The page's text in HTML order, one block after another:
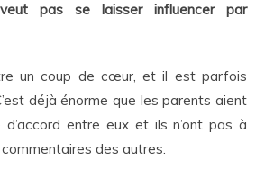
pas se laisser influencer par
un coup de cœur, et il est parfois
déjà énorme que les parents aient
entre eux et ils n’ont pas à
des autres.